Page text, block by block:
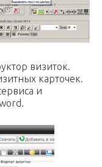
визиток.
карточек.
и